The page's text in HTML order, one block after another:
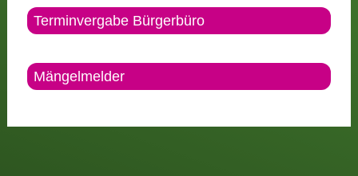
Terminvergabe Bürgerbüro
Mängelmelder